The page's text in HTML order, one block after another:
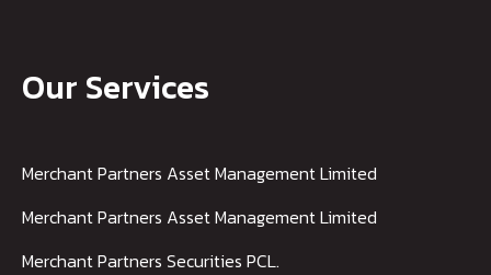
Our Services
Merchant Partners Asset Management Limited
Merchant Partners Asset Management Limited
Merchant Partners Securities PCL.